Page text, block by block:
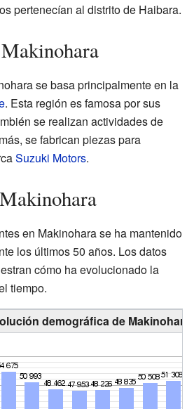
pertenecían al distrito de Haibara.
se basa principalmente en la
. Esta región es famosa por sus
se realizan actividades de
se fabrican piezas para
Suzuki Motors.
en Makinohara se ha mantenido
los últimos 50 años. Los datos
cómo ha evolucionado la
tiempo.
demográfica de Makinohara